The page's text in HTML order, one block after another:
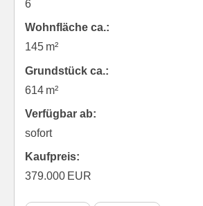
6
Wohnfläche ca.:
145 m²
Grund­stück ca.:
614 m²
Verfügbar ab:
sofort
Kaufpreis:
379.000 EUR